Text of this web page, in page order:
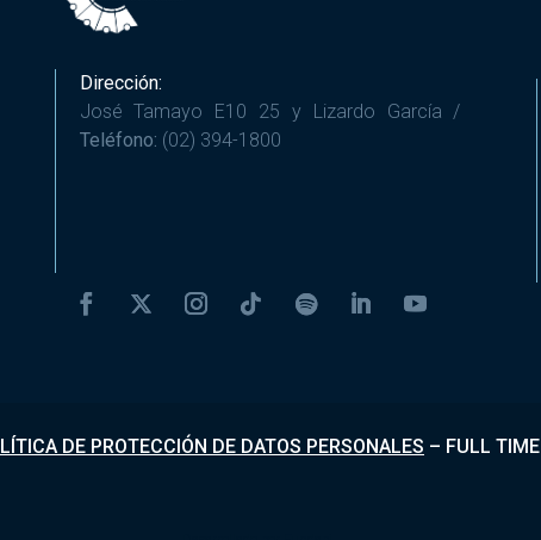
Dirección:
José Tamayo E10 25 y Lizardo García /
Teléfono: (02) 394-1800
DE PROTECCIÓN DE DATOS PERSONALES – FULL TIME